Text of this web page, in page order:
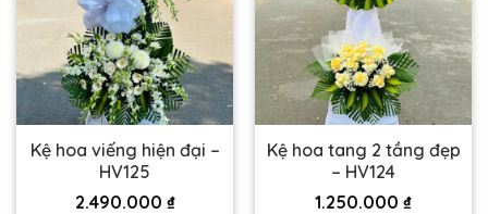
Kệ hoa viếng hiện đại –
HV125
2.490.000 ₫
Kệ hoa tang 2 tầng đẹp
– HV124
1.250.000 ₫